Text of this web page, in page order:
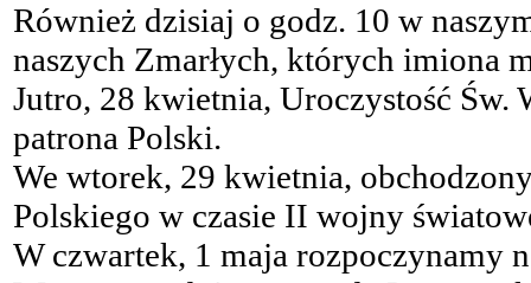
Również dzisiaj o godz. 10 w
naszych Zmarłych, których imiona
Jutro, 28 kwietnia, Uroczystość Św.
patrona Polski.
We wtorek, 29 kwietnia,
Polskiego w czasie II wojny
W czwartek, 1 maja rozpoczynamy